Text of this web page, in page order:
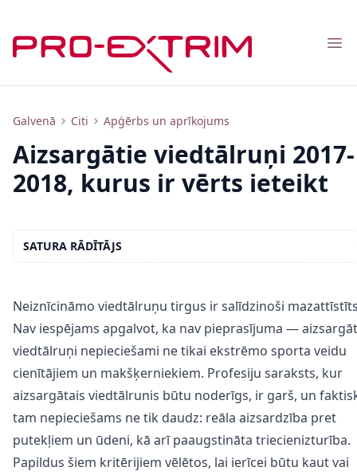
Galvenā Citi Apģērbs un aprīkojums
Aizsargātie viedtālruņi 2017-2018, kurus ir vērts ieteikt
Aizsargātie viedtālruņi 2017-
2018, kurus ir vērts ieteikt
Neiznīcināmo viedtālruņu tirgus ir salīdzinoši
Nav iespējams apgalvot, ka nav pieprasījuma —
viedtālruņi nepieciešami ne tikai ekstrēmo sporta veidu
cienītājiem un makšķerniekiem. Profesiju saraksts, kur
aizsargātais viedtālrunis būtu noderīgs, ir garš, un
tam nepieciešams ne tik daudz: reāla aizsardzība pret
putekļiem un ūdeni, kā arī paaugstināta triecienizturība.
Papildus šiem kritērijiem vēlētos, lai ierīcei būtu kaut vai
SATURA RĀDĪTĀJS